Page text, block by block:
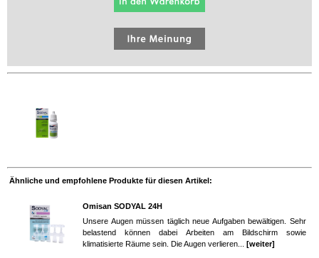
Ähnliche und empfohlene Produkte für diesen Artikel:
Omisan SODYAL 24H
Unsere Augen müssen täglich neue Aufgaben bewältigen. Sehr
belastend können dabei Arbeiten am Bildschirm sowie
klimatisierte Räume sein. Die Augen verlieren... [weiter]